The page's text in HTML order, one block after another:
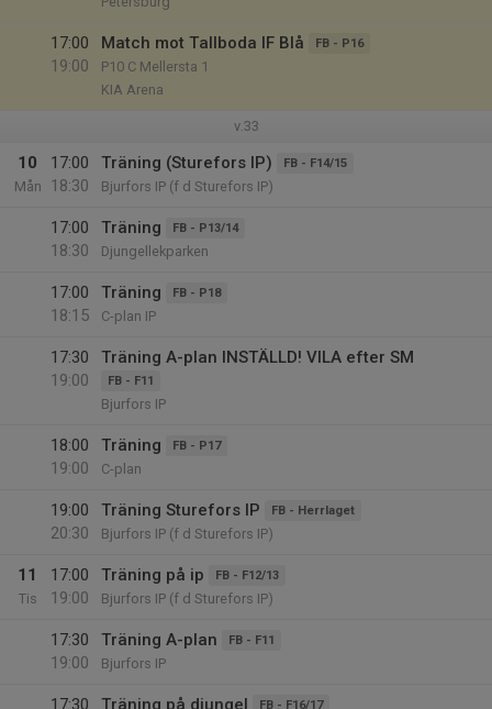
17:00
19:00
Match mot Tallboda IF Blå FB - P16
P10 C Mellersta 1
KIA Arena
v.33
10
Mån
17:00
18:30
Träning (Sturefors IP) FB - F14/15
Bjurfors IP (f d Sturefors IP)
17:00
18:30
Träning FB - P13/14
Djungellekparken
17:00
18:15
Träning FB - P18
C-plan IP
17:30
19:00
Träning A-plan INSTÄLLD! VILA efter SM
FB - F11
Bjurfors IP
18:00
19:00
Träning FB - P17
C-plan
19:00
20:30
Träning Sturefors IP FB - Herrlaget
Bjurfors IP (f d Sturefors IP)
11
Tis
17:00
19:00
Träning på ip FB - F12/13
Bjurfors IP (f d Sturefors IP)
17:30
19:00
Träning A-plan FB - F11
Bjurfors IP
17:30
Träning på djungel FB - F16/17